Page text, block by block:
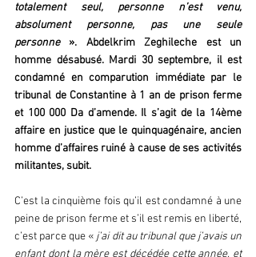
totalement seul, personne n’est venu,
absolument personne, pas une seule
personne ». Abdelkrim Zeghileche est un
homme désabusé. Mardi 30 septembre, il est
condamné en comparution immédiate par le
tribunal de Constantine à 1 an de prison ferme
et 100 000 Da d’amende. Il s’agit de la 14ème
affaire en justice que le quinquagénaire, ancien
homme d’affaires ruiné à cause de ses activités
militantes, subit.
C’est la cinquième fois qu’il est condamné à une
peine de prison ferme et s’il est remis en liberté,
c’est parce que « j’ai dit au tribunal que j’avais un